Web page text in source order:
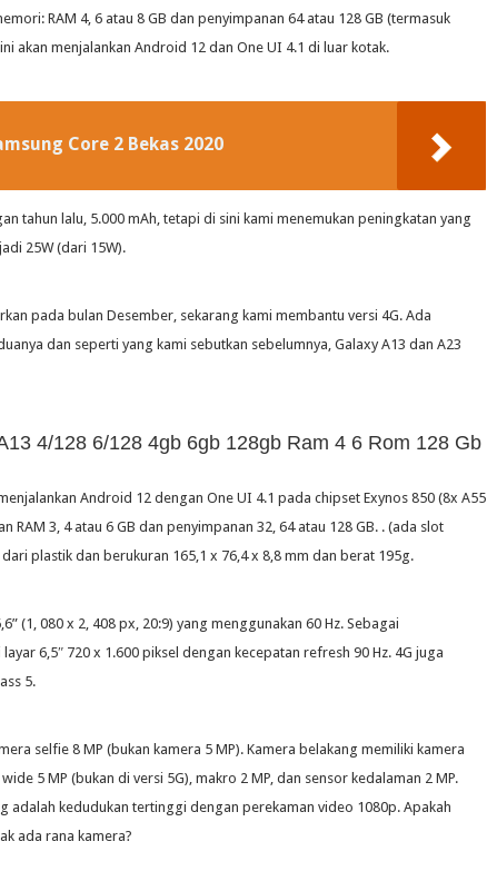
RAM 4, 6 atau 8 GB dan penyimpanan 64 atau 128 GB (termasuk
akan menjalankan Android 12 dan One UI 4.1 di luar kotak.
Core 2 Bekas 2020
tahun lalu, 5.000 mAh, tetapi di sini kami menemukan peningkatan yang
25W (dari 15W).
pada bulan Desember, sekarang kami membantu versi 4G. Ada
dan seperti yang kami sebutkan sebelumnya, Galaxy A13 dan A23
4/128 6/128 4gb 6gb 128gb Ram 4 6 Rom 128 Gb
Android 12 dengan One UI 4.1 pada chipset Exynos 850 (8x A55
RAM 3, 4 atau 6 GB dan penyimpanan 32, 64 atau 128 GB. . (ada slot
plastik dan berukuran 165,1 x 76,4 x 8,8 mm dan berat 195g.
(1, 080 x 2, 408 px, 20:9) yang menggunakan 60 Hz. Sebagai
6,5″ 720 x 1.600 piksel dengan kecepatan refresh 90 Hz. 4G juga
5.
selfie 8 MP (bukan kamera 5 MP). Kamera belakang memiliki kamera
5 MP (bukan di versi 5G), makro 2 MP, dan sensor kedalaman 2 MP.
adalah kedudukan tertinggi dengan perekaman video 1080p. Apakah
ada rana kamera?